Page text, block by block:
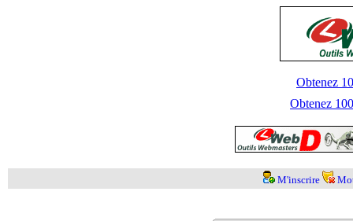
Obtenez
Obtenez
M'inscrire